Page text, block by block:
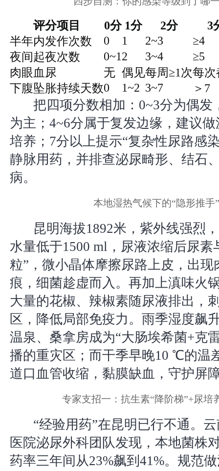
评分项目 0分 1分 2分
3
半年内发作次数
0 1 2~3
≥4
夜间起夜次数
0~12 3~4
≥5
肉眼血尿
无 偶见每周≥1次每次
下腹坠胀持续天数0 1~2 3~7 ＞7
把四项分数相加：0~3分为偶发
为主；4~6分属于复发边缘，建议
培养；7分以上提示“复杂性尿路感
静脉用药，并排查泌尿畸形、结石
病。
本地湿热气候下的“隐形推手”
昆明海拔1892米，紫外线强烈
水量低于1500 ml，尿液浓缩后尿素
粒”，微小晶体摩擦尿路上皮，出现
痕，细菌趁虚而入。再加上滇味火
大量的花椒、辣椒素随尿液排出，
区，降低局部免疫力。雨季湿度飙
温泉、桑拿房成为“大肠埃希菌+克
播的重灾区；而干季早晚10 ℃的温
道口血管收缩，黏膜缺血，守护屏
专家支招一：抗生素“降阶梯”+尿培
“经验用药”在昆明已行不通。
医院泌尿外科团队发现，本地菌株
药率三年间从23%飙到41%。规范